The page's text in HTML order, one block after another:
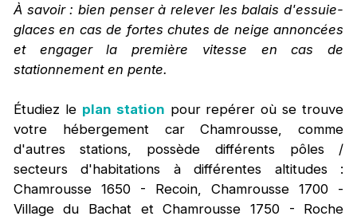
À savoir : bien penser à relever les balais d'essuie-
glaces en cas de fortes chutes de neige annoncées
et engager la première vitesse en cas de
stationnement en pente.
Étudiez le plan station pour repérer où se trouve
votre hébergement car Chamrousse, comme
d'autres stations, possède différents pôles /
secteurs d'habitations à différentes altitudes :
Chamrousse 1650 - Recoin, Chamrousse 1700 -
Village du Bachat et Chamrousse 1750 - Roche